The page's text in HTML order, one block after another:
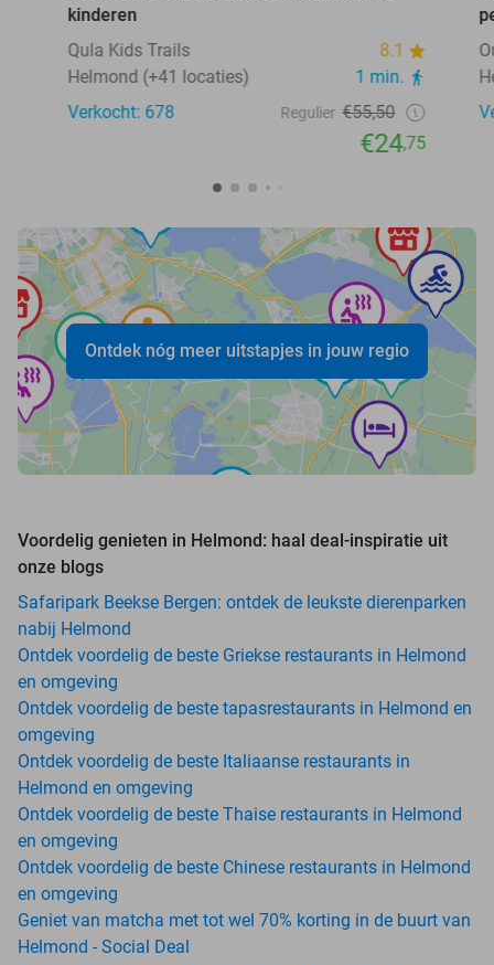
kinderen
Qula Kids Trails
8.1
Helmond (+41 locaties)
1 min.
Verkocht: 678
Regulier €55,50
€24,75
Ontdek nóg meer uitstapjes in jouw regio
Voordelig genieten in Helmond: haal deal-inspiratie uit
onze blogs
Safaripark Beekse Bergen: ontdek de leukste dierenparken
nabij Helmond
Ontdek voordelig de beste Griekse restaurants in Helmond
en omgeving
Ontdek voordelig de beste tapasrestaurants in Helmond en
omgeving
Ontdek voordelig de beste Italiaanse restaurants in
Helmond en omgeving
Ontdek voordelig de beste Thaise restaurants in Helmond
en omgeving
Ontdek voordelig de beste Chinese restaurants in Helmond
en omgeving
Geniet van matcha met tot wel 70% korting in de buurt van
Helmond - Social Deal